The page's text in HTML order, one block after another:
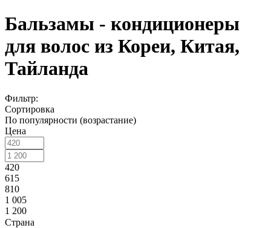
Бальзамы - кондиционеры
для волос из Кореи, Китая,
Тайланда
Фильтр:
Сортировка
По популярности (возрастание)
Цена
420
615
810
1 005
1 200
Cтрана